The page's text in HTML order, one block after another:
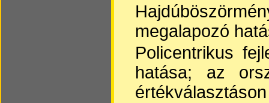
megalapozó
Policentrikus
hatása; az